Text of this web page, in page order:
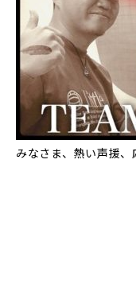
みなさま、熱い声援